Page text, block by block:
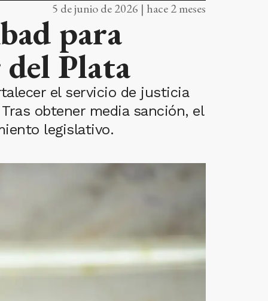
5 de junio de 2026 | hace 2 meses
para
Plata
el servicio de justicia
obtener media sanción, el
legislativo.